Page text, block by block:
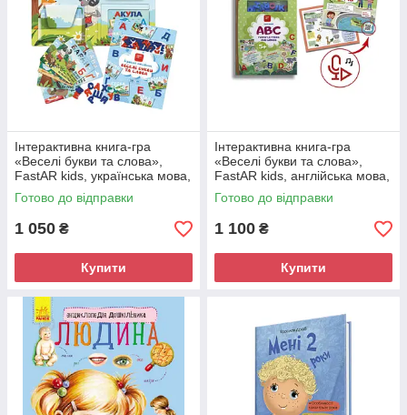
Інтерактивна книга-гра
«Веселі букви та слова»,
FastAR kids, українська мова,
ігровий посібник, 130
деталей, 30*21см
Готово до відправки
1 050 ₴
Купити
Інтерактивна книга-гра
«Веселі букви та слова»,
FastAR kids, англійська мова,
ігровий посібник, 60 деталей,
букви на магнітах
Готово до відправки
1 100 ₴
Купити